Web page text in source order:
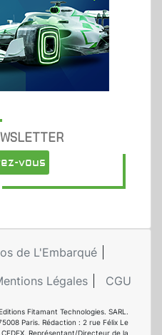
vous
de L'Embarqué
Légales CGU
Fitamant Technologies. SARL.
Paris. Rédaction : 2 rue Félix Le
Représentant/Directeur de la